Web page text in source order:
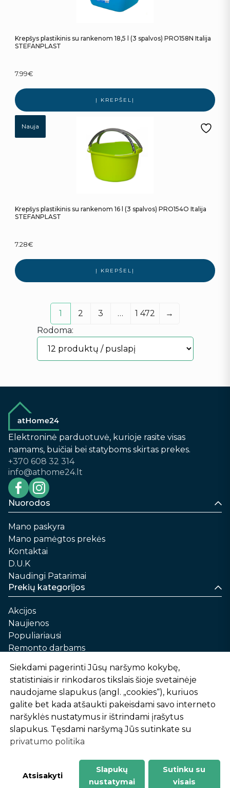
Krepšys plastikinis su rankenom 18,5 l (3 spalvos) PRO158N Italija
STEFANPLAST
7.99€
Į KREPŠELĮ
Nauja
Krepšys plastikinis su rankenom 16 l (3 spalvos) PRO154O Italija
STEFANPLAST
7.28€
Į KREPŠELĮ
1 2 3 … 1 472
→
Rodoma:
Elektroninė parduotuvė, kurioje rasite visas
namams, buičiai bei statyboms skirtas prekes.
+370 608 32 314
info@athome24.lt
Nuorodos
Mano paskyra
Mano pamėgtos prekės
Kontaktai
D.U.K
Naudingi Patarimai
Prekių kategorijos
Akcijos
Naujienos
Populiariausi
Remonto darbams
Automobilių priežiūrai
Sodui ir daržui
Informacija
Apie mus
Prekių pirkimo – pardavimo taisyklės
Prekių pristatymas ir atsiėmimas
-
1
2
%
n
u
o
l
a
i
d
Siekdami pagerinti Jūsų naršymo kokybę,
statistiniais ir rinkodaros tikslais šioje svetainėje
naudojame slapukus (angl. „cookies“), kuriuos
galite bet kada atšaukti pakeisdami savo interneto
naršyklės nustatymus ir ištrindami įrašytus
slapukus. Tęsdami naršymą Jūs sutinkate su
privatumo politika
Atsisakyti
Slapukų
nustatymai
Sutinku su
visais